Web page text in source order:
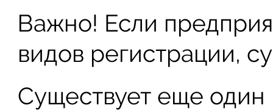
Важно! Если
видов регистрации,
Существует еще